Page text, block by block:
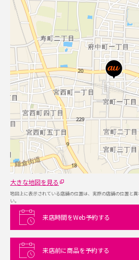
大きな地図を見る
地図上に表示されている店舗の位置は、実際の店舗の位置と
い。
来店時間をWeb予約する
来店前に商品を予約する